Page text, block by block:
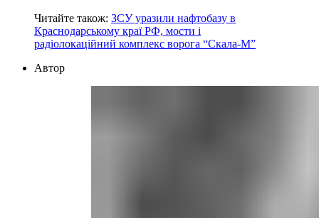
Читайте також: ЗСУ ️уразили нафтобазу в
Краснодарському краї РФ, мости і
радіолокаційний комплекс ворога “Скала-М”
Автор